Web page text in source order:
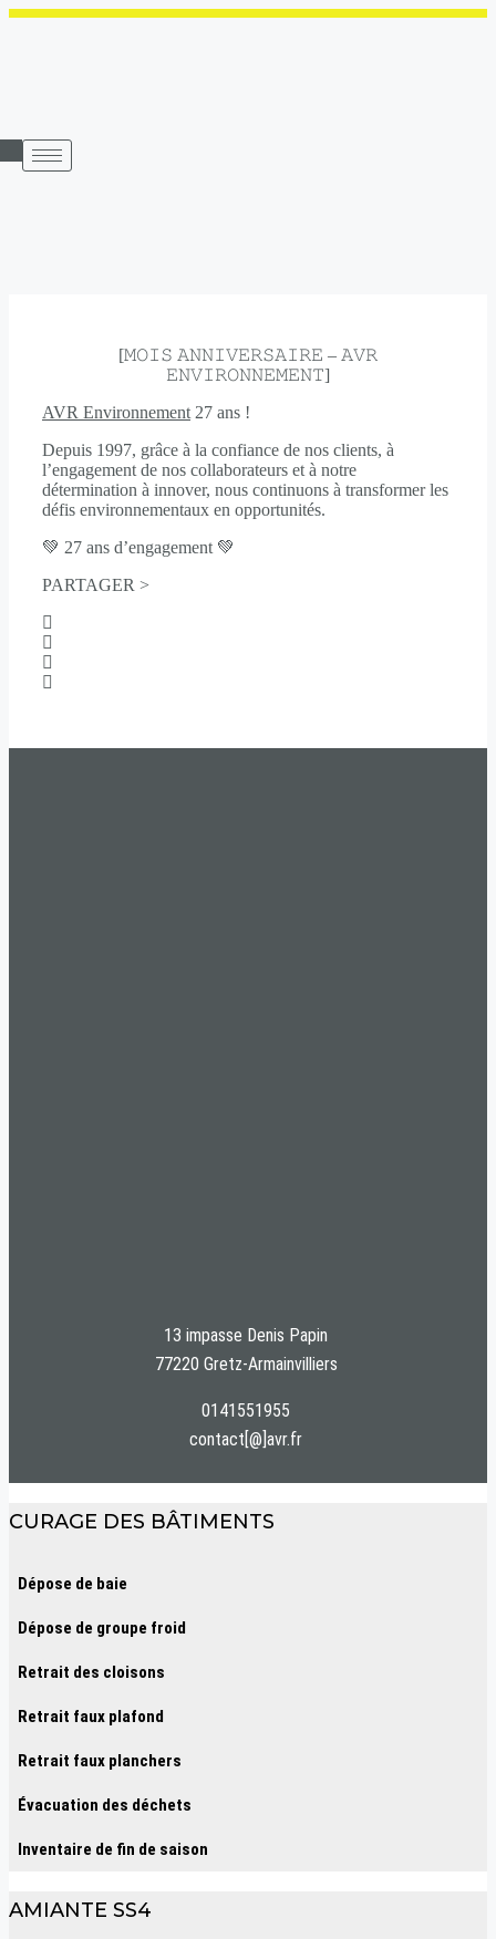
Aller
[𝙼𝙾𝙸𝚂 𝙰𝙽𝙽𝙸𝚅𝙴𝚁𝚂𝙰𝙸𝚁𝙴 – 𝙰𝚅𝚁
𝙴𝙽𝚅𝙸𝚁𝙾𝙽𝙽𝙴𝙼𝙴𝙽𝚃]
AVR Environnement27 ans !
Depuis 1997, grâce à la confiance de nos clients, à
l’engagement de nos collaborateurs et à notre
détermination à innover, nous continuons à transformer les
défis environnementaux en opportunités.
💚 27 ans d’engagement 💚
PARTAGER >
13 impasse Denis Papin
77220 Gretz-Armainvilliers
0141551955
contact[@]avr.fr
CURAGE DES BÂTIMENTS
Dépose de baie
Dépose de groupe froid
Retrait des cloisons
Retrait faux plafond
Retrait faux planchers
Évacuation des déchets
Inventaire de fin de saison
AMIANTE SS4